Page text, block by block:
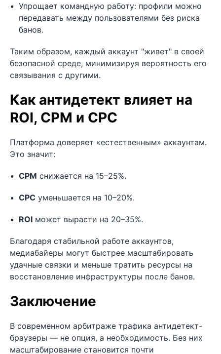
Упрощает командную работу: профили можно
передавать между пользователями без риска
банов.
Таким образом, каждый аккаунт "живет" в своей
безопасной среде, минимизируя вероятность его
связывания с другими.
Как антидетект влияет на
ROI, CPM и CPC
Платформа доверяет «естественным» аккаунтам.
Это значит:
CPM снижается на 15–25%.
CPC уменьшается на 10–20%.
ROI может вырасти на 20–35%.
Благодаря стабильной работе аккаунтов,
медиабайеры могут быстрее масштабировать
удачные связки и меньше тратить ресурсы на
восстановление инфраструктуры после банов.
Заключение
В современном арбитраже трафика антидетект-
браузеры — не опция, а необходимость. Без них
масштабирование становится почти